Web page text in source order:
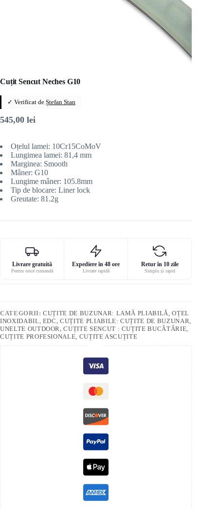
Cuțit Sencut Neches G10
✓ Verificat de Ștefan Stan
545,00 lei
Oțelul lamei: 10Cr15CoMoV
Lungimea lamei: 81,4 mm
Marginea: Smooth
Mâner: G10
Lungime mâner: 105.8mm
Tip de blocare: Liner lock
Greutate: 81.2g
Livrare gratuită
Pentru orice comandă
Expediere în 48 ore
Livrare rapidă
Retur în 10 zile
Simplu și rapid
CATEGORII:CUȚITE DE BUZUNAR: LAMĂ PLIABILĂ, OȚEL
INOXIDABIL, EDC,CUȚITE PLIABILE: CUȚITE DE BUZUNAR,
UNELTE OUTDOOR,CUȚITE SENCUT : CUȚITE BUCĂTĂRIE,
CUȚITE PROFESIONALE, CUȚITE ASCUȚITE